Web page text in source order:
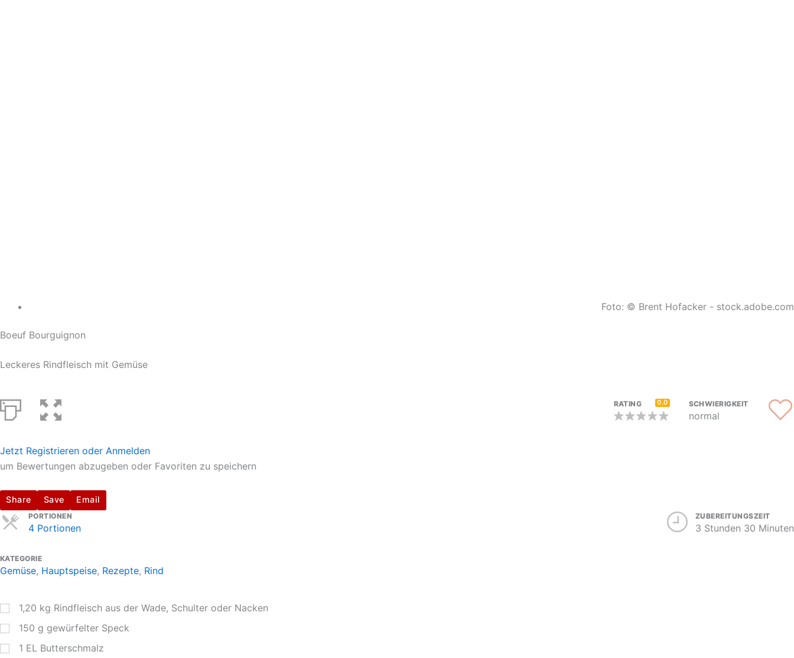
Foto: © Brent Hofacker - stock.adobe.com
Boeuf Bourguignon
Leckeres Rindfleisch mit Gemüse
RATING 0.0 SCHWIERIGKEIT
normal
Jetzt Registrieren oder Anmelden
um Bewertungen abzugeben oder Favoriten zu speichern
Share Save Email
PORTIONEN
4 Portionen
ZUBEREITUNGSZEIT
3 Stunden 30 Minuten
KATEGORIE
Gemüse, Hauptspeise, Rezepte, Rind
1,20 kg Rindfleisch aus der Wade, Schulter oder Nacken
150 g gewürfelter Speck
1 EL Butterschmalz